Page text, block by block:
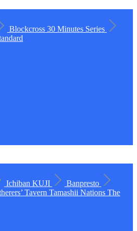
Blockcross 30 Minutes Series
Ichiban KUJI
Banpresto
Tavern Tamashii Nations The